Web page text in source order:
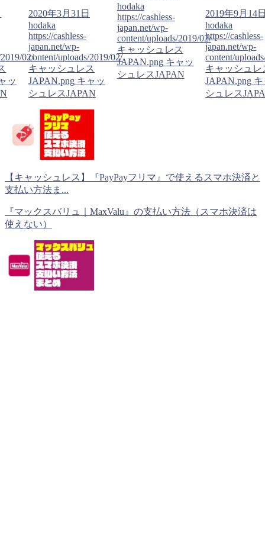
02/
ッ
2020年3月31日
hodaka
https://cashless-
japan.net/wp-
content/uploads/2019/02/
キャッシュレス
JAPAN.png キャッ
シュレスJAPAN
hodaka
https://cashless-
japan.net/wp-
content/uploads/2019/02/
キャッシュレス
JAPAN.png キャッ
シュレスJAPAN
2019年9月14
hodaka
https://cashless-
japan.net/wp-
content/
キャッシュレ
JAPAN.png
シュレス
【キャッシュレス】『PayPayフリマ』で使えるスマホ決済と
支払い方法ま...
『マックスバリュ｜MaxValu』の支払い方法（スマホ決済は
使えない）